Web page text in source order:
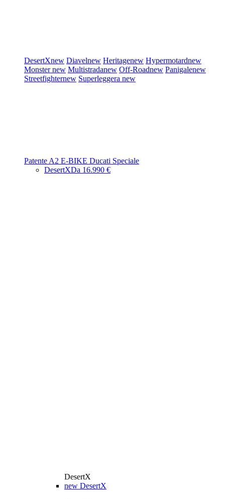
DesertXnew Diavelnew Heritagenew Hypermotardnew
Monsternew Multistradanew Off-Roadnew Panigalenew
Streetfighternew Superleggera new
Patente A2 E-BIKE Ducati Speciale
DesertXDa 16.990 €
DesertX
new DesertX